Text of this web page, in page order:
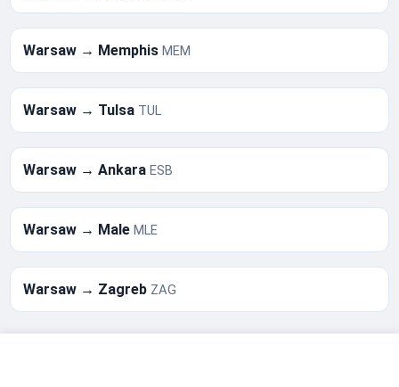
Warsaw → MemphisMEM
Warsaw → Tulsa TUL
Warsaw → AnkaraESB
Warsaw → MaleMLE
Warsaw → Zagreb ZAG